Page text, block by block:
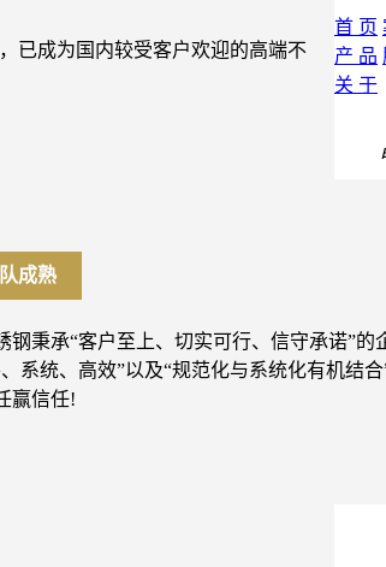
已成为国内较受客户欢迎的高端不
成熟
钢秉承“客户至上、切实可行、信守承诺”
系统、高效”以及“规范化与系统化有机结
赢信任!
首 页
产 品
关 于